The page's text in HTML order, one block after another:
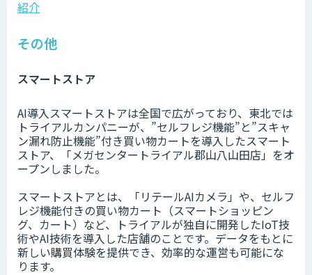
紹介
その他
スマートストア
AI導入スマートストアは全国で広がっており、東北では
トライアルカンパニーが、”セルフレジ機能”と”スキャ
ン漏れ防止機能”付き買い物カートを導入したスマート
ストア、「メガセンタートライアル郡山八山田店」をオ
ープンしました。
スマートストアとは、「リテールAIカメラ」や、セルフ
レジ機能付きの買い物カート（スマートショッピン
グ、カート）など、トライアルが独自に開発したIoT技
術やAI技術を導入した店舗のことです。データをもとに
新しい購買体験を提供でき、効率的な運営も可能にな
ります。